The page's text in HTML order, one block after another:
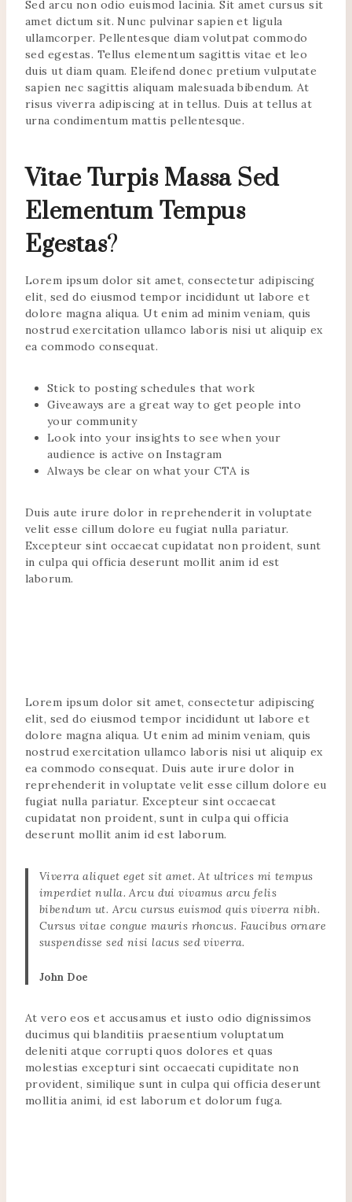
Sed arcu non odio euismod lacinia. Sit amet cursus sit
amet dictum sit. Nunc pulvinar sapien et ligula
ullamcorper. Pellentesque diam volutpat commodo
sed egestas. Tellus elementum sagittis vitae et leo
duis ut diam quam. Eleifend donec pretium vulputate
sapien nec sagittis aliquam malesuada bibendum. At
risus viverra adipiscing at in tellus. Duis at tellus at
urna condimentum mattis pellentesque.
Vitae Turpis Massa Sed
Elementum Tempus
Egestas?
Lorem ipsum dolor sit amet, consectetur adipiscing
elit, sed do eiusmod tempor incididunt ut labore et
dolore magna aliqua. Ut enim ad minim veniam, quis
nostrud exercitation ullamco laboris nisi ut aliquip ex
ea commodo consequat.
Stick to posting schedules that work
Giveaways are a great way to get people into
your community
Look into your insights to see when your
audience is active on Instagram
Always be clear on what your CTA is
Duis aute irure dolor in reprehenderit in voluptate
velit esse cillum dolore eu fugiat nulla pariatur.
Excepteur sint occaecat cupidatat non proident, sunt
in culpa qui officia deserunt mollit anim id est
laborum.
Lorem ipsum dolor sit amet, consectetur adipiscing
elit, sed do eiusmod tempor incididunt ut labore et
dolore magna aliqua. Ut enim ad minim veniam, quis
nostrud exercitation ullamco laboris nisi ut aliquip ex
ea commodo consequat. Duis aute irure dolor in
reprehenderit in voluptate velit esse cillum dolore eu
fugiat nulla pariatur. Excepteur sint occaecat
cupidatat non proident, sunt in culpa qui officia
deserunt mollit anim id est laborum.
Viverra aliquet eget sit amet. At ultrices mi tempus
imperdiet nulla. Arcu dui vivamus arcu felis
bibendum ut. Arcu cursus euismod quis viverra nibh.
Cursus vitae congue mauris rhoncus. Faucibus ornare
suspendisse sed nisi lacus sed viverra.
John Doe
At vero eos et accusamus et iusto odio dignissimos
ducimus qui blanditiis praesentium voluptatum
deleniti atque corrupti quos dolores et quas
molestias excepturi sint occaecati cupiditate non
provident, similique sunt in culpa qui officia deserunt
mollitia animi, id est laborum et dolorum fuga.